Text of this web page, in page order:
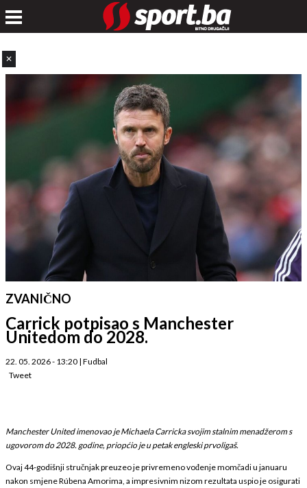
✕
ZVANIČNO
Carrick potpisao s Manchester
Unitedom do 2028.
22. 05. 2026 - 13:20 | Fudbal
Tweet
Manchester United imenovao je Michaela Carricka svojim stalnim menadžerom s
ugovorom do 2028. godine, priopćio je u petak engleski prvoligaš.
Ovaj 44-godišnji stručnjak preuzeo je privremeno vođenje momčadi u januaru
nakon smjene Rúbena Amorima, a impresivnim nizom rezultata uspio je osigurati